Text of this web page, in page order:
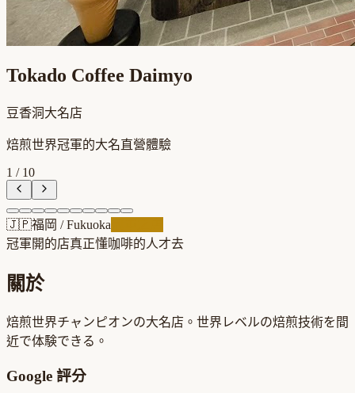
Tokado Coffee Daimyo
豆香洞大名店
焙煎世界冠軍的大名直營體驗
1 / 10
🇯🇵福岡 /Fukuoka
冠軍開的店真正懂咖啡的人才去
關於
焙煎世界チャンピオンの大名店。世界レベルの焙煎技術を間
近で体験できる。
Google 評分